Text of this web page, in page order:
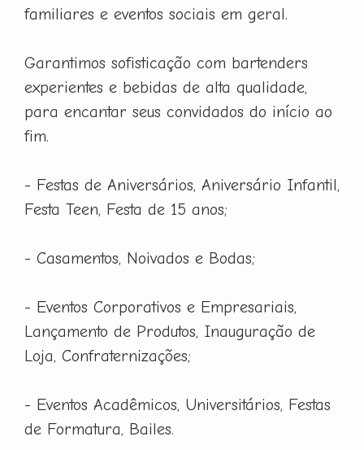
familiares e eventos sociais em geral.
Garantimos sofisticação com bartenders
experientes e bebidas de alta qualidade,
para encantar seus convidados do início ao
fim.
- Festas de Aniversários, Aniversário Infantil,
Festa Teen, Festa de 15 anos;
- Casamentos, Noivados e Bodas;
- Eventos Corporativos e Empresariais,
Lançamento de Produtos, Inauguração de
Loja, Confraternizações;
- Eventos Acadêmicos, Universitários, Festas
de Formatura, Bailes.